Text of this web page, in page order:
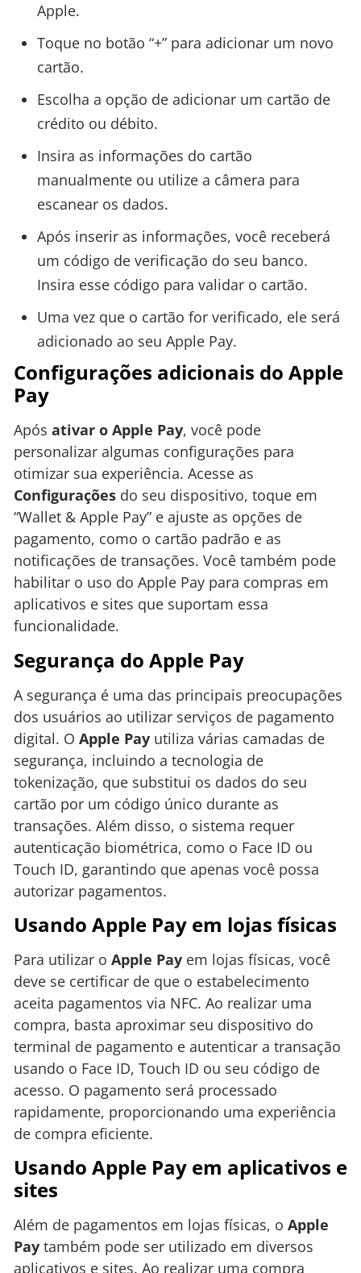
Apple.
Toque no botão “+” para adicionar um novo
cartão.
Escolha a opção de adicionar um cartão de
crédito ou débito.
Insira as informações do cartão
manualmente ou utilize a câmera para
escanear os dados.
Após inserir as informações, você receberá
um código de verificação do seu banco.
Insira esse código para validar o cartão.
Uma vez que o cartão for verificado, ele será
adicionado ao seu Apple Pay.
Configurações adicionais do Apple
Pay
Após ativar o Apple Pay, você pode
personalizar algumas configurações para
otimizar sua experiência. Acesse as
Configurações do seu dispositivo, toque em
“Wallet & Apple Pay” e ajuste as opções de
pagamento, como o cartão padrão e as
notificações de transações. Você também pode
habilitar o uso do Apple Pay para compras em
aplicativos e sites que suportam essa
funcionalidade.
Segurança do Apple Pay
A segurança é uma das principais preocupações
dos usuários ao utilizar serviços de pagamento
digital. O Apple Pay utiliza várias camadas de
segurança, incluindo a tecnologia de
tokenização, que substitui os dados do seu
cartão por um código único durante as
transações. Além disso, o sistema requer
autenticação biométrica, como o Face ID ou
Touch ID, garantindo que apenas você possa
autorizar pagamentos.
Usando Apple Pay em lojas físicas
Para utilizar o Apple Pay em lojas físicas, você
deve se certificar de que o estabelecimento
aceita pagamentos via NFC. Ao realizar uma
compra, basta aproximar seu dispositivo do
terminal de pagamento e autenticar a transação
usando o Face ID, Touch ID ou seu código de
acesso. O pagamento será processado
rapidamente, proporcionando uma experiência
de compra eficiente.
Usando Apple Pay em aplicativos e
sites
Além de pagamentos em lojas físicas, o Apple
Pay também pode ser utilizado em diversos
aplicativos e sites. Ao realizar uma compra